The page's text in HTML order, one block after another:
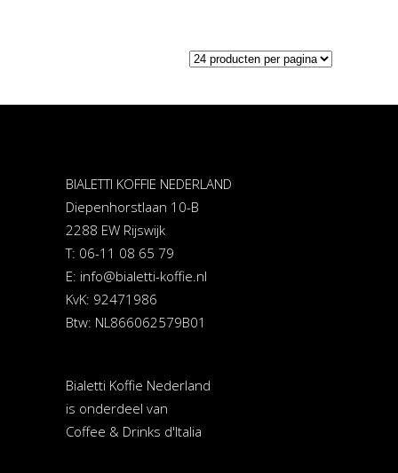
BIALETTI KOFFIE NEDERLAND
Diepenhorstlaan 10-B
2288 EW Rijswijk
T: 06-11 08 65 79
E: info@bialetti-koffie.nl
KvK: 92471986
Btw: NL866062579B01
Bialetti Koffie Nederland
is onderdeel van
Coffee & Drinks d'Italia